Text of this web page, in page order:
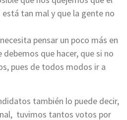
tan mal y que la gente no
pensar un poco más en
debemos que hacer, que si no
pues de todos modos ir a
también lo puede decir,
tuvimos tantos votos por